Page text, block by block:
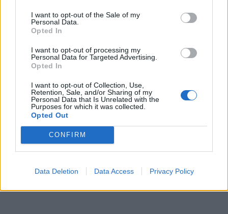
I want to opt-out of the Sale of my
Personal Data.
Opted In
I want to opt-out of processing my
Personal Data for Targeted Advertising.
Opted In
I want to opt-out of Collection, Use,
Retention, Sale, and/or Sharing of my
Personal Data that Is Unrelated with the
Purposes for which it was collected.
Opted Out
CONFIRM
Data Deletion Data Access Privacy Policy
«σκληρού» lockdown οι
υπουργοί Οικονομικών και
Εσωτερικών
11/12/2020 - 17:05
Στοχευμένες κυρώσεις
κατά προσώπων για
Τουρκία
11/12/2020 - 17:29